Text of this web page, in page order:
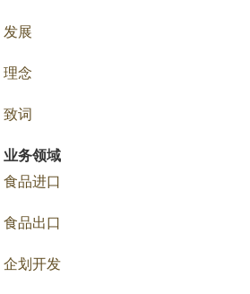
发展
理念
致词
业务领域
食品进口
食品出口
企划开发